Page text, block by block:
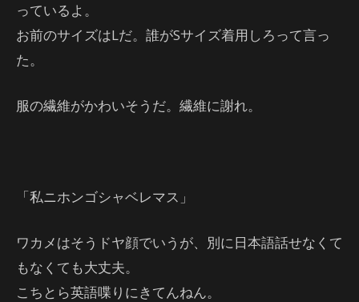
っているよ。
お前のサイズはLだ。誰がSサイズ着用しろって言っ
た。
服の繊維がかわいそうだ。繊維に謝れ。
「私ニホンゴシャベレマス」
ワカメはそうドヤ顔でいうが、別に日本語話せなくて
もなくても大丈夫。
こちとら英語喋りにきてんねん。